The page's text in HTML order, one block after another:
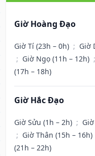
Giờ Hoàng Đạo
Giờ Tí (23h – 0h) ; Giờ
; Giờ Ngọ (11h – 12h) ;
(17h – 18h)
Giờ Hắc Đạo
Giờ Sửu (1h – 2h) ;
; Giờ Thân (15h – 16h)
(21h – 22h)